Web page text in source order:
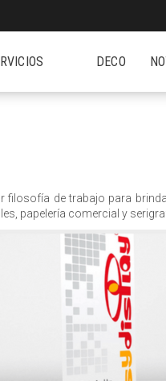
DECO
de trabajo para
papelería comercial y